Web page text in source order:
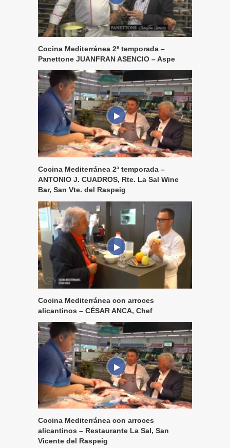
Cocina Mediterránea 2ª temporada –
Panettone JUANFRAN ASENCIO – Aspe
Cocina Mediterránea 2ª temporada –
ANTONIO J. CUADROS, Rte. La Sal Wine
Bar, San Vte. del Raspeig
Cocina Mediterránea con arroces
alicantinos – CÉSAR ANCA, Chef
Cocina Mediterránea con arroces
alicantinos – Restaurante La Sal, San
Vicente del Raspeig